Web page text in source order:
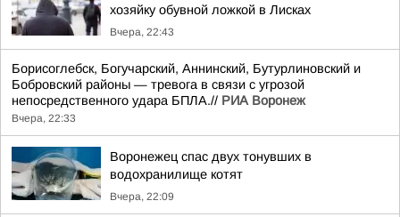
хозяйку обувной ложкой в Лисках
Вчера, 22:43
Борисоглебск, Богучарский, Аннинский, Бутурлиновский и
Бобровский районы — тревога в связи с угрозой
непосредственного удара БПЛА.// РИА Воронеж
Вчера, 22:33
Воронежец спас двух тонувших в
водохранилище котят
Вчера, 22:09